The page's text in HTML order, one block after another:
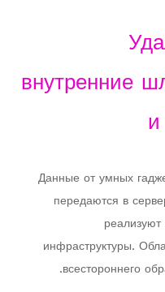
внутренние
Данные от умных
передаются в
инфраструктуры.
всестороннего